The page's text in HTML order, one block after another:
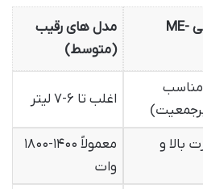
سرخ کن مباشی ME-
مدل های رقیب
(متوسط)
مناسب
اغلب تا ۶-۷ لیتر
بالا و
معمولاً ۱۴۰۰-۱۸۰۰
وات